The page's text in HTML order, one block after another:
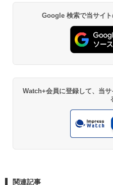
Google 検索で当サイ
Watch+会員に登録して、当
関連記事